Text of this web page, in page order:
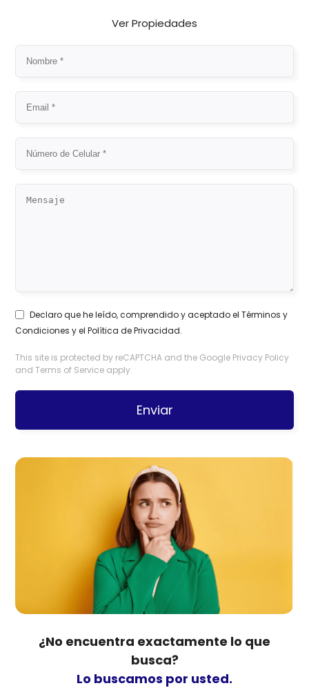
Ver Propiedades
Declaro que he leído, comprendido y aceptado elTérminos y
Condiciones y elPolítica de Privacidad.
This site is protected by reCAPTCHA and the Google Privacy Policy
andTerms of Service apply.
Enviar
¿No encuentra exactamente lo que
busca?
Lo buscamos por usted.